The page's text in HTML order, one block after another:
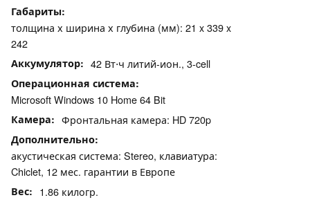
Габариты
толщина х ширина х глубина (мм): 21 x 339 x
242
Аккумулятор 42 Вт⋅ч литий-ион., 3-cell
Операционная система
Microsoft Windows 10 Home 64 Bit
Камера Фронтальная камера: HD 720p
Дополнительно
акустическая система: Stereo, клавиатура:
Chiclet, 12 мес. гарантии в Европе
Вес 1.86 килогр.